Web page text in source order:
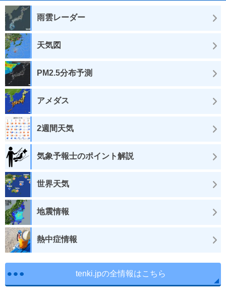
雨雲レーダー
天気図
PM2.5分布予測
アメダス
2週間天気
気象予報士のポイント解説
世界天気
地震情報
熱中症情報
tenki.jpの全情報はこちら